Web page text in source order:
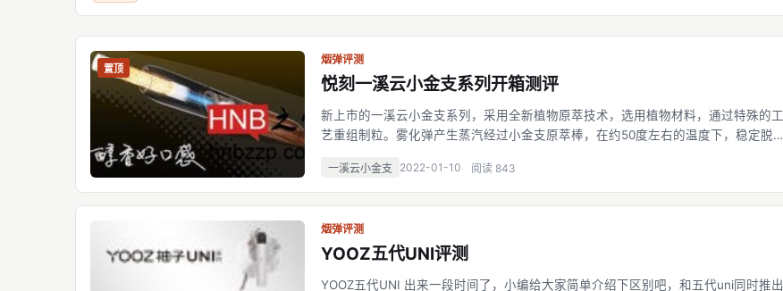
置顶
烟弹评测
悦刻一溪云小金支系列开箱测评
新上市的一溪云小金支系列，采用全新植物原萃技术，选用植物材料，通过特殊的工
艺重组制粒。雾化弹产生蒸汽经过小金支原萃棒，在约50度左右的温度下，稳定脱附
一个系列产品，它
一溪云小金支 2022-01-10 阅读 843
烟弹评测
YOOZ五代UNI评测
YOOZ五代UNI 出来一段时间了，小编给大家简单介绍下区别吧，和五代uni同时推出